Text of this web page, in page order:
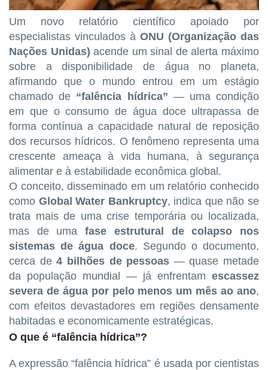
Um novo relatório científico apoiado por
especialistas vinculados à ONU (Organização das
Nações Unidas) acende um sinal de alerta máximo
sobre a disponibilidade de água no planeta,
afirmando que o mundo entrou em um estágio
chamado de “falência hídrica” — uma condição
em que o consumo de água doce ultrapassa de
forma contínua a capacidade natural de reposição
dos recursos hídricos. O fenômeno representa uma
crescente ameaça à vida humana, à segurança
alimentar e à estabilidade econômica global.
O conceito, disseminado em um relatório conhecido
como Global Water Bankruptcy, indica que não se
trata mais de uma crise temporária ou localizada,
mas de umafase estrutural de colapso nos
sistemas de água doce. Segundo o documento,
cerca de4 bilhões de pessoas — quase metade
da população mundial — já enfrentam escassez
severa de água por pelo menos um mês ao ano,
com efeitos devastadores em regiões densamente
habitadas e economicamente estratégicas.
O que é “falência hídrica”?
A expressão “falência hídrica” é usada por cientistas